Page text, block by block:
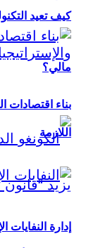
كيف تعيد
مالي؟
بناء اقتصادات
اللازمة
إدارة